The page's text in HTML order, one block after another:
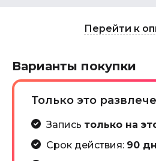
Перейти к
Варианты покупки
Только это
Запись только на
Срок действия: 90